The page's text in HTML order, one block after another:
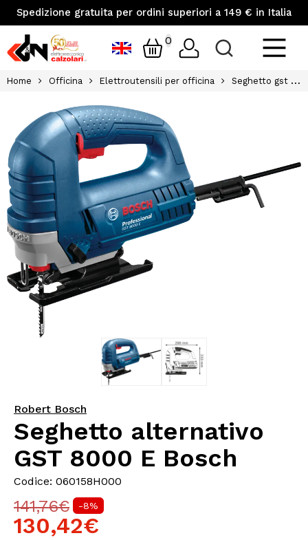
Spedizione gratuita per ordini superiori a 149 € in Italia
0
Home Officina Elettroutensili per officina Seghetto gst 8000 e
Robert Bosch
Seghetto alternativo
GST 8000 E Bosch
Codice: 060158H000
141,76€ -8%
130,42€